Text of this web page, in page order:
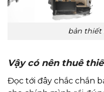
bản thiết
Vậy có nên thuê
Đọc tới đây chắc chắn